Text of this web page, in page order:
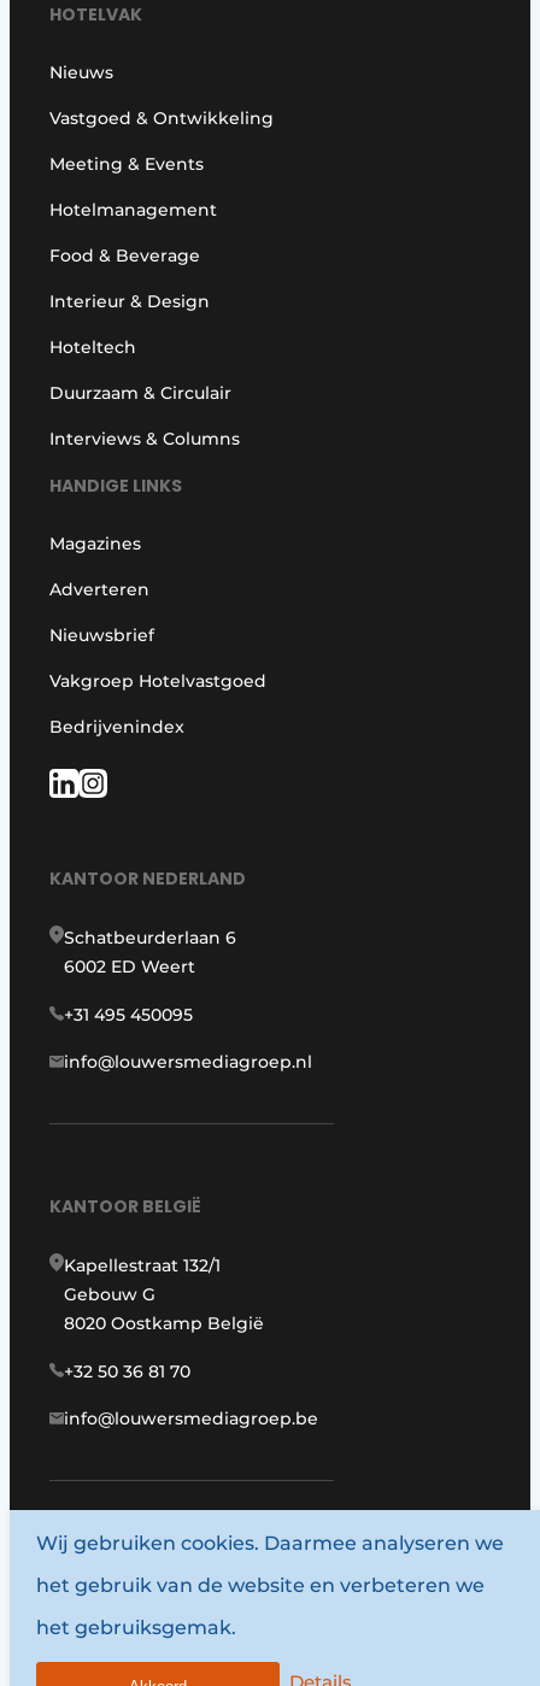
HOTELVAK
Nieuws
Vastgoed & Ontwikkeling
Meeting & Events
Hotelmanagement
Food & Beverage
Interieur & Design
Hoteltech
Duurzaam & Circulair
Interviews & Columns
HANDIGE LINKS
Magazines
Adverteren
Nieuwsbrief
Vakgroep Hotelvastgoed
Bedrijvenindex
KANTOOR NEDERLAND
Schatbeurderlaan 6
6002 ED Weert
+31 495 450095
info@louwersmediagroep.nl
KANTOOR BELGIË
Kapellestraat 132/1
Gebouw G
8020 Oostkamp België
+32 50 36 81 70
info@louwersmediagroep.be
www.louwersmediagroep.com
© 1987 - 2026 Louwersmediagroep.
Algemene voorwaarden
Wij gebruiken cookies. Daarmee analyseren we
het gebruik van de website en verbeteren we
het gebruiksgemak.